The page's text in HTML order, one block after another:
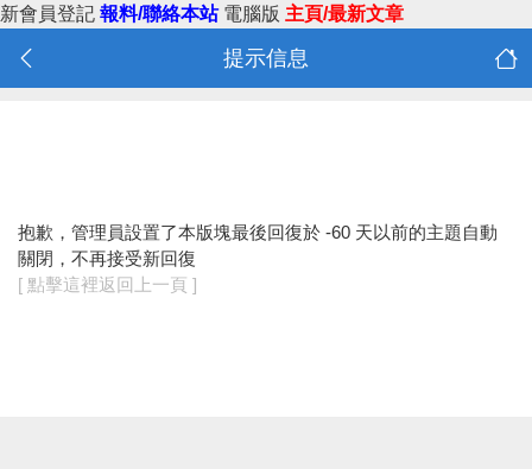
新會員登記 報料/聯絡本站 電腦版 主頁/最新文章
提示信息
抱歉，管理員設置了本版塊最後回復於 -60 天以前的主題自動
關閉，不再接受新回復
[ 點擊這裡返回上一頁 ]